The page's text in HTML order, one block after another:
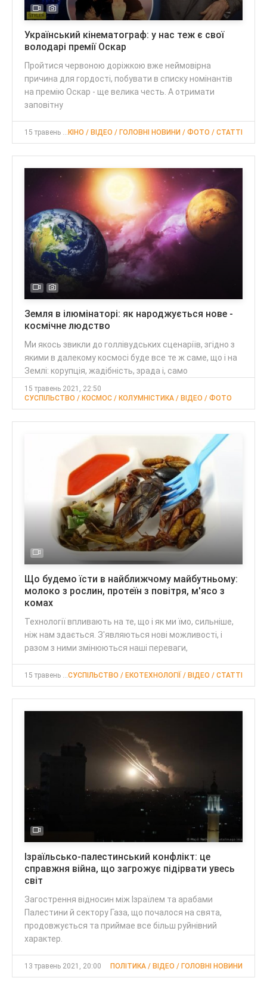
Український кінематограф: у нас теж є свої
володарі премії Оскар
Пройтися червоною доріжкою вже неймовірна
причина для гордості, побувати в списку номінантів
на премію Оскар - ще велика честь. А отримати
заповітну
15 травень 2021, 23:00 КІНО / ВІДЕО / ГОЛОВНІ НОВИНИ / ФОТО / CТАТТІ
Земля в ілюмінаторі: як народжується нове -
космічне людство
Ми якось звикли до голлівудських сценаріїв, згідно з
якими в далекому космосі буде все те ж саме, що і на
Землі: корупція, жадібність, зрада і, само
15 травень 2021, 22:50
СУСПІЛЬСТВО / КОСМОС / КОЛУМНІСТИКА / ВІДЕО / ФОТО
Що будемо їсти в найближчому майбутньому:
молоко з рослин, протеїн з повітря, м'ясо з
комах
Технології впливають на те, що і як ми їмо, сильніше,
ніж нам здається. З'являються нові можливості, і
разом з ними змінюються наші переваги,
15 травень 2021, 22:00СУСПІЛЬСТВО / ЕКОТЕХНОЛОГІЇ / ВІДЕО / CТАТТІ
Ізраїльсько-палестинський конфлікт: це
справжня війна, що загрожує підірвати увесь
світ
Загострення відносин між Ізраїлем та арабами
Палестини й сектору Газа, що почалося на свята,
продовжується та приймае все більш руйнівний
характер.
13 травень 2021, 20:00 ПОЛІТИКА / ВІДЕО / ГОЛОВНІ НОВИНИ